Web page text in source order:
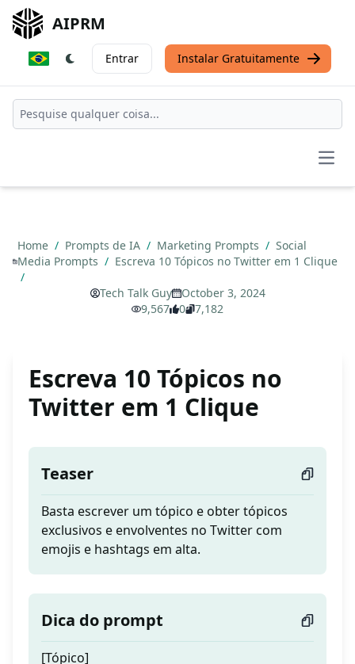
AIPRM
Entrar Instalar Gratuitamente
Home / Prompts de IA / Marketing Prompts / Social
Media Prompts / Escreva 10 Tópicos no Twitter em 1 Clique
/
Tech Talk Guy
October 3, 2024
9,567
0 7,182
Escreva 10 Tópicos no
Twitter em 1 Clique
Teaser
Basta escrever um tópico e obter tópicos
exclusivos e envolventes no Twitter com
emojis e hashtags em alta.
Dica do prompt
[Tópico]